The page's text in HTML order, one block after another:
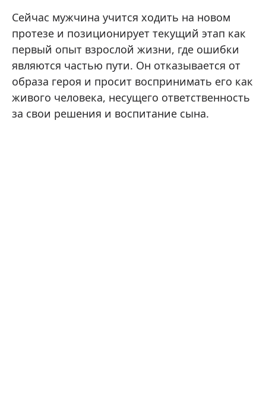
Сейчас мужчина учится ходить на новом
протезе и позиционирует текущий этап как
первый опыт взрослой жизни, где ошибки
являются частью пути. Он отказывается от
образа героя и просит воспринимать его как
живого человека, несущего ответственность
за свои решения и воспитание сына.